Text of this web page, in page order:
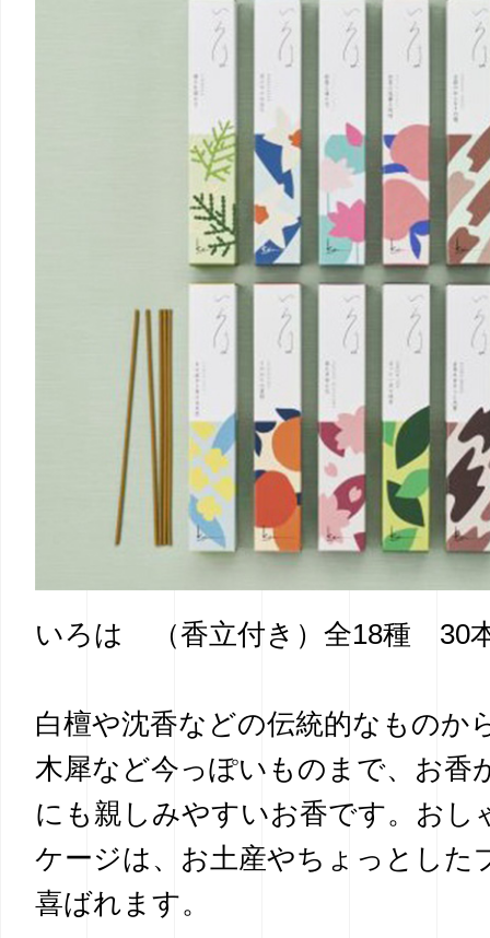
いろは （香立付き）全18種 30
白檀や沈香などの伝統的なものか
木犀など今っぽいものまで、お香
にも親しみやすいお香です。おし
ケージは、お土産やちょっとした
喜ばれます。